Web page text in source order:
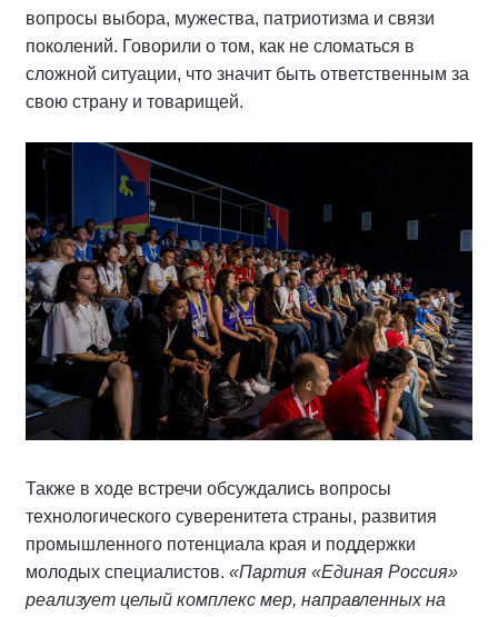
вопросы выбора, мужества, патриотизма и связи
поколений. Говорили о том, как не сломаться в
сложной ситуации, что значит быть ответственным за
свою страну и товарищей.
Также в ходе встречи обсуждались вопросы
технологического суверенитета страны, развития
промышленного потенциала края и поддержки
молодых специалистов. «Партия «Единая Россия»
реализует целый комплекс мер, направленных на